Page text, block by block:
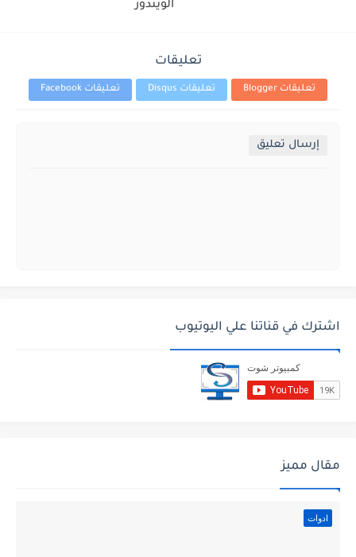
الويندوز
تعليقات
تعليقات Blogger تعليقات Disqus تعليقات Facebook
إرسال تعليق
اشترك في قناتنا علي اليوتيوب
مقال مميز
ادوات